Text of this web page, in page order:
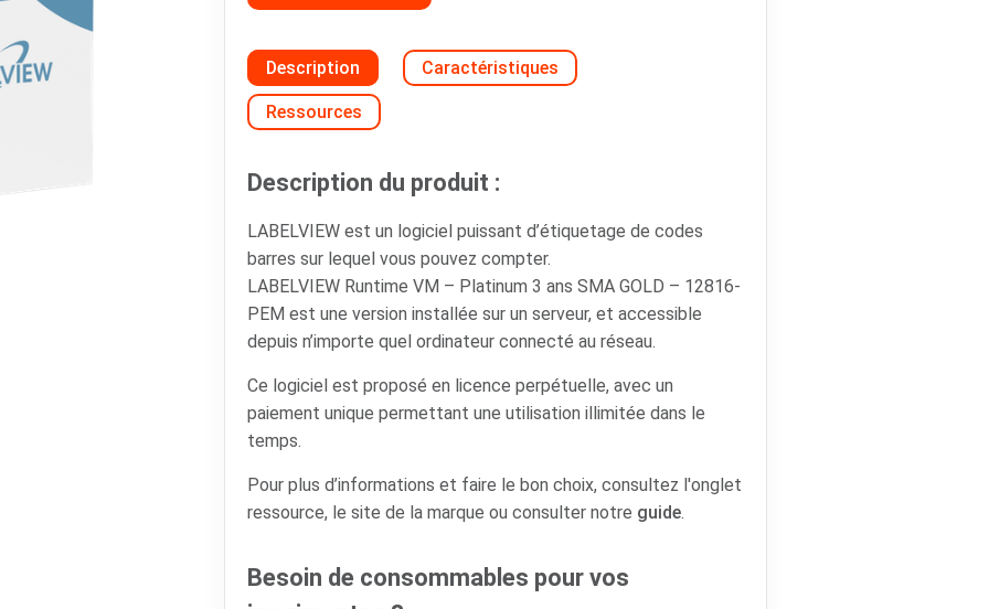
Description Caractéristiques
Ressources
Description du produit :
LABELVIEW est un logiciel puissant d’étiquetage de codes
barres sur lequel vous pouvez compter.
LABELVIEW Runtime VM – Platinum 3 ans SMA GOLD – 12816-
PEM est une version installée sur un serveur, et accessible
depuis n’importe quel ordinateur connecté au réseau.
Ce logiciel est proposé en licence perpétuelle, avec un
paiement unique permettant une utilisation illimitée dans le
temps.
Pour plus d’informations et faire le bon choix, consultez l'onglet
ressource, le site de la marque ou consulter notre guide.
Besoin de consommables pour vos